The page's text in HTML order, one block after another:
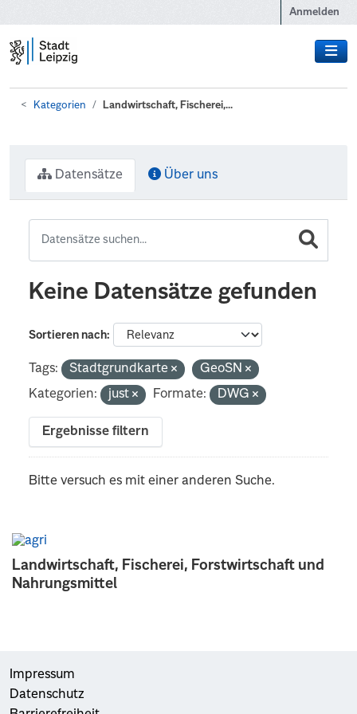
Anmelden
Kategorien Landwirtschaft, Fischerei,...
Landwirtschaft, Fischerei, Forstwirtschaft und
Nahrungsmittel
Datensätze Über uns
Keine Datensätze gefunden
Sortieren nach
Tags: Stadtgrundkarte
GeoSN
Kategorien:
just Formate: DWG
Ergebnisse filtern
Bitte versuch es mit einer anderen Suche.
Impressum
Datenschutz